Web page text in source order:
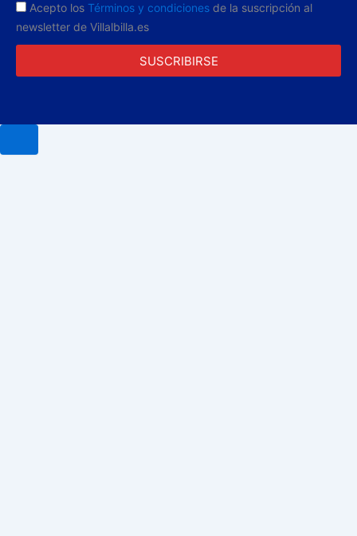
Acepto los Términos y condiciones de la suscripción al
newsletter de Villalbilla.es
SUSCRIBIRSE